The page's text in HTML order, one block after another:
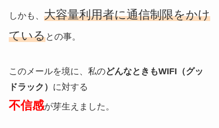
しかも、 大容量利用者に通信制限をかけ
ているとの事。
このメールを境に、私のどんなときもWIFI（グッ
ドラック） に対する
不信感が芽生えました。